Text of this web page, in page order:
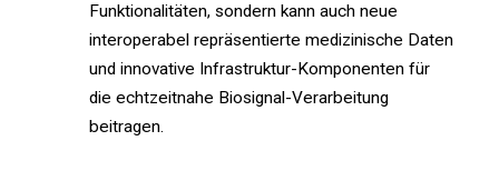
Funktionalitäten, sondern kann auch neue
interoperabel repräsentierte medizinische Daten
und innovative Infrastruktur-Komponenten für
die echtzeitnahe Biosignal-Verarbeitung
beitragen.